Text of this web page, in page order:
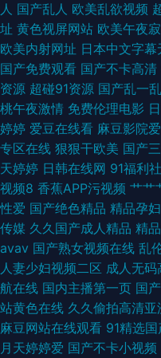
韩 东京热自慰一本道 肏逼社区
精品96久久 黑丝美女被爆操
区 亚洲不卡一二 国产黑丝一区
黄色在线 日韩精品一卡二卡 国
91人妻激情在线 精东肏屄 香蕉
站在线观看 狠狠草网址 午夜寂
91vv视频 东京热伊人加勒比伊
狠 91豆奶 国产一级无毛不卡 午
国产福利在线播放 天天日夜夜
人 国产乱人 欧美乱欲视频
址 黄色视屏网站 欧美午夜
欧美内射网址 日本中文字幕
国产免费观看 国产不卡高清
资源 超碰91资源 国产乱一
桃午夜激情 免费伦理电影
婷婷 爱豆在线看 麻豆影院
专区在线 狠狠干欧美 国产
天婷婷 日韩在线网 91福利
视频8 香蕉APP污视频 艹艹
性爱 国产绝色精品 精品孕
传媒 久久国产成人精品 精
avav 国产熟女视频在线 乱
人妻少妇视频二区 成人无
航在线 国内主播第一页 国
站黄色在线 久久偷拍高清亚
麻豆网站在线观看 91精选国
月天婷婷爱 国产不卡小视频